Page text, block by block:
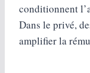
conditionnent
Dans le privé,
amplifier la